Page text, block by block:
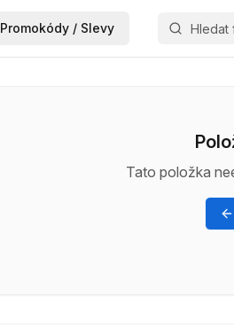
Promokódy / Slevy
Tato položka